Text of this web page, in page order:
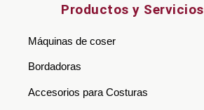
Productos y Servicios
Máquinas de coser
Bordadoras
Accesorios para Costuras